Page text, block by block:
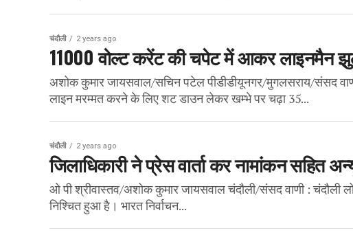
चंदौली 2 years ago
11000 वोल्ट करेंट की चपेट में आकर लाइनमैन
अशोक कुमार जायसवाल/सचिन पटेल पीडीडीयूनगर/मुगलसराय/संसद
लाइन मरम्मत करने के लिए शट डाउन लेकर खम्भे पर चढ़ा 35...
चंदौली 2 years ago
जिलाधिकारी ने प्रेस वार्ता कर नामांकन सहित
ओ पी श्रीवास्तव/अशोक कुमार जायसवाल चंदौली/संसद वाणी : चंदौली
निश्चित हुआ है। भारत निर्वाचन...